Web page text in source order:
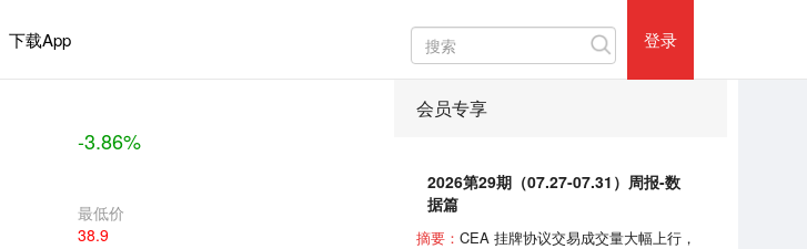
下载App 登录
会员专享
2026第29期（07.27-07.31）周报-数
据篇
摘要： CEA 挂牌协议交易成交量大幅上行，
-3.86%
最低价
38.9
成交价
34.61